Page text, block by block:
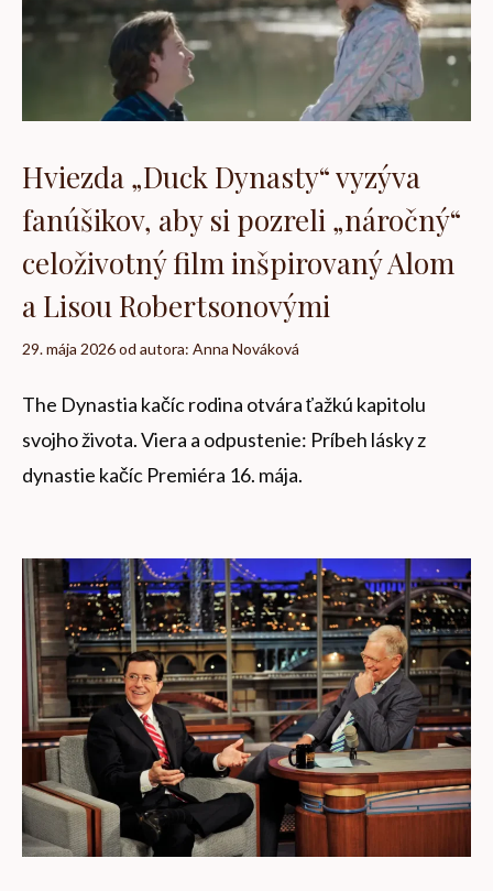
Hviezda „Duck Dynasty“ vyzýva
fanúšikov, aby si pozreli „náročný“
celoživotný film inšpirovaný Alom
a Lisou Robertsonovými
29. mája 2026od autora: Anna Nováková
The Dynastia kačíc rodina otvára ťažkú ​​kapitolu
svojho života. Viera a odpustenie: Príbeh lásky z
dynastie kačíc Premiéra 16. mája.